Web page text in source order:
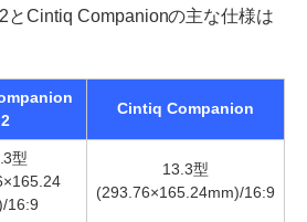
Cintiq Companionの主な仕様は
2
Cintiq Companion
型
16:9
13.3型
(293.76×165.24mm)/16:9